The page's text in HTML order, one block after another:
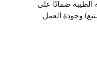
الطيبة ضمانًا على
وجودة العمل